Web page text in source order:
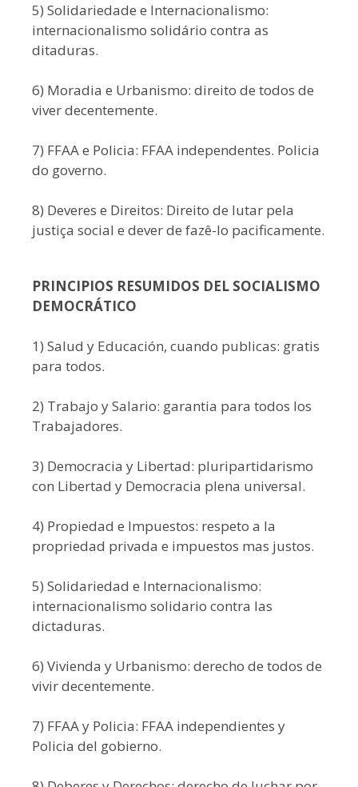
5) Solidariedade e Internacionalismo:
internacionalismo solidário contra as
ditaduras.
6) Moradia e Urbanismo: direito de todos de
viver decentemente.
7) FFAA e Policia: FFAA independentes. Policia
do governo.
8) Deveres e Direitos: Direito de lutar pela
justiça social e dever de fazê-lo pacificamente.
PRINCIPIOS RESUMIDOS DEL SOCIALISMO
DEMOCRÁTICO
1) Salud y Educación, cuando publicas: gratis
para todos.
2) Trabajo y Salario: garantia para todos los
Trabajadores.
3) Democracia y Libertad: pluripartidarismo
con Libertad y Democracia plena universal.
4) Propiedad e Impuestos: respeto a la
propriedad privada e impuestos mas justos.
5) Solidariedad e Internacionalismo:
internacionalismo solidario contra las
dictaduras.
6) Vivienda y Urbanismo: derecho de todos de
vivir decentemente.
7) FFAA y Policia: FFAA independientes y
Policia del gobierno.